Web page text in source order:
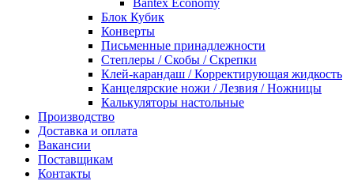
Блок Кубик
Конверты
Письменные принадлежности
Степлеры / Скобы / Скрепки
Клей-карандаш / Корректирующая жидкость
Канцелярские ножи / Лезвия / Ножницы
Калькуляторы настольные
Производство
Доставка и оплата
Вакансии
Поставщикам
Контакты